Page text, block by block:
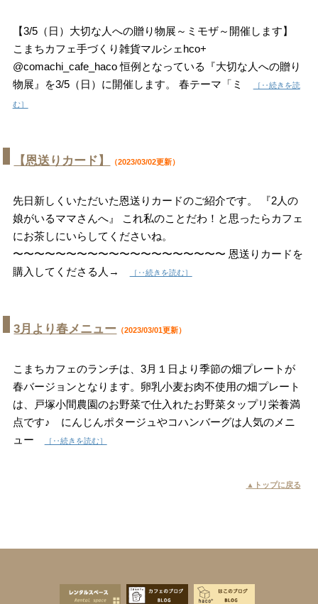
【3/5（日）大切な人への贈り物展～ミモザ～開催します】
こまちカフェ手づくり雑貨マルシェhco+
@comachi_cafe_haco 恒例となっている『大切な人への贈り
物展』を3/5（日）に開催します。 春テーマ「ミ
［‥続きを読
む］
【恩送りカード】 （2023/03/02更新）
先日新しくいただいた恩送りカードのご紹介です。 『2人の
娘がいるママさんへ』 これ私のことだわ！と思ったらカフェ
にお茶しにいらしてくださいね。
〜〜〜〜〜〜〜〜〜〜〜〜〜〜〜〜〜〜〜〜 恩送りカードを
購入してくださる人→
［‥続きを読む］
3月より春メニュー （2023/03/01更新）
こまちカフェのランチは、3月１日より季節の畑プレートが
春バージョンとなります。卵乳小麦お肉不使用の畑プレート
は、戸塚小間農園のお野菜で仕入れたお野菜タップリ栄養満
点です♪ にんじんポタージュやコハンバーグは人気のメニ
ュー
［‥続きを読む］
▲トップに戻る